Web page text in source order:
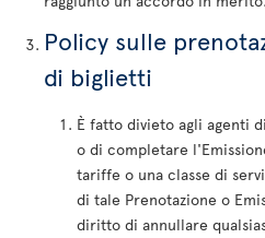
Policy sulle
di biglietti
È fatto divieto agli agenti
o di completare
tariffe o una classe di
di tale Prenotazione o
diritto di annullare